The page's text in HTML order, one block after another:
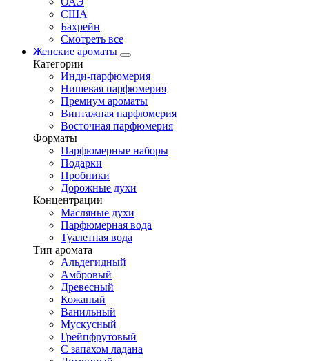
США
Бахрейн
Смотреть все
Женские ароматы
Категории
Инди-парфюмерия
Нишевая парфюмерия
Премиум ароматы
Винтажная парфюмерия
Восточная парфюмерия
Форматы
Парфюмерные наборы
Подарки
Пробники
Дорожные духи
Концентрации
Масляные духи
Парфюмерная вода
Туалетная вода
Тип аромата
Альдегидный
Амбровый
Древесный
Кожаный
Ванильный
Мускусный
Грейпфрутовый
С запахом ладана